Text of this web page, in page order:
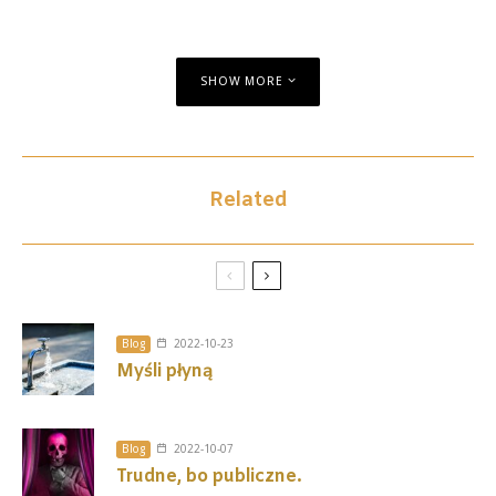
SHOW MORE
Related
Blog 2022-10-23
Myśli płyną
Blog 2022-10-07
Trudne, bo publiczne.